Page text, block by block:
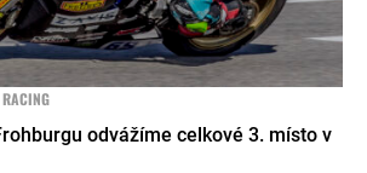
odvážíme celkové 3. místo v